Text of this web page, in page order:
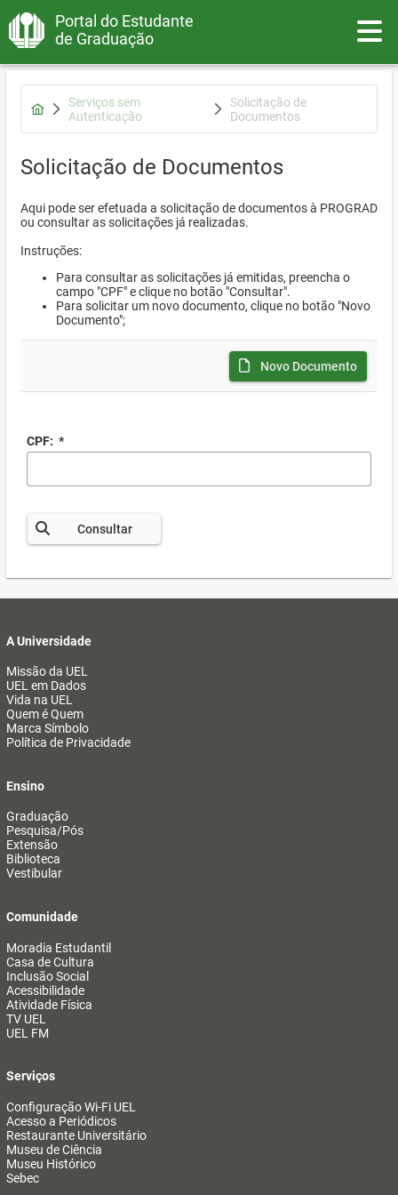
Portal do Estudante
de Graduação
Serviços sem
Autenticação
Solicitação de
Documentos
Solicitação de Documentos
Aqui pode ser efetuada a solicitação de documentos à PROGRAD
ou consultar as solicitações já realizadas.
Instruções:
Para consultar as solicitações já emitidas, preencha o
campo "CPF" e clique no botão "Consultar".
Para solicitar um novo documento, clique no botão "Novo
Documento";
Novo Documento
CPF: *
Consultar
A Universidade
Missão da UEL
UEL em Dados
Vida na UEL
Quem é Quem
Marca Símbolo
Política de Privacidade
Ensino
Graduação
Pesquisa/Pós
Extensão
Biblioteca
Vestibular
Comunidade
Moradia Estudantil
Casa de Cultura
Inclusão Social
Acessibilidade
Atividade Física
TV UEL
UEL FM
Serviços
Configuração Wi-Fi UEL
Acesso a Periódicos
Restaurante Universitário
Museu de Ciência
Museu Histórico
Sebec